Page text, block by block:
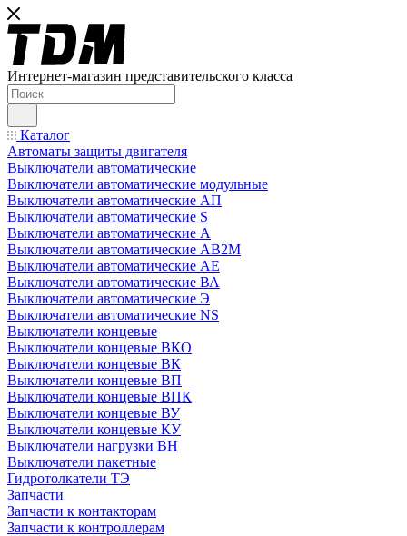
Интернет-магазин представительского класса
Каталог
Автоматы защиты двигателя
Выключатели автоматические
Выключатели автоматические модульные
Выключатели автоматические АП
Выключатели автоматические S
Выключатели автоматические А
Выключатели автоматические АВ2М
Выключатели автоматические АЕ
Выключатели автоматические ВА
Выключатели автоматические Э
Выключатели автоматические NS
Выключатели концевые
Выключатели концевые ВКО
Выключатели концевые ВК
Выключатели концевые ВП
Выключатели концевые ВПК
Выключатели концевые ВУ
Выключатели концевые КУ
Выключатели нагрузки ВН
Выключатели пакетные
Гидротолкатели ТЭ
Запчасти
Запчасти к контакторам
Запчасти к контроллерам